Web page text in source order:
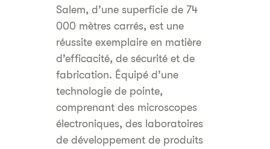
Salem, d’une superficie de 74
000 mètres carrés, est une
réussite exemplaire en matière
d’efficacité, de sécurité et de
fabrication. Équipé d’une
technologie de pointe,
comprenant des microscopes
électroniques, des laboratoires
de développement de produits